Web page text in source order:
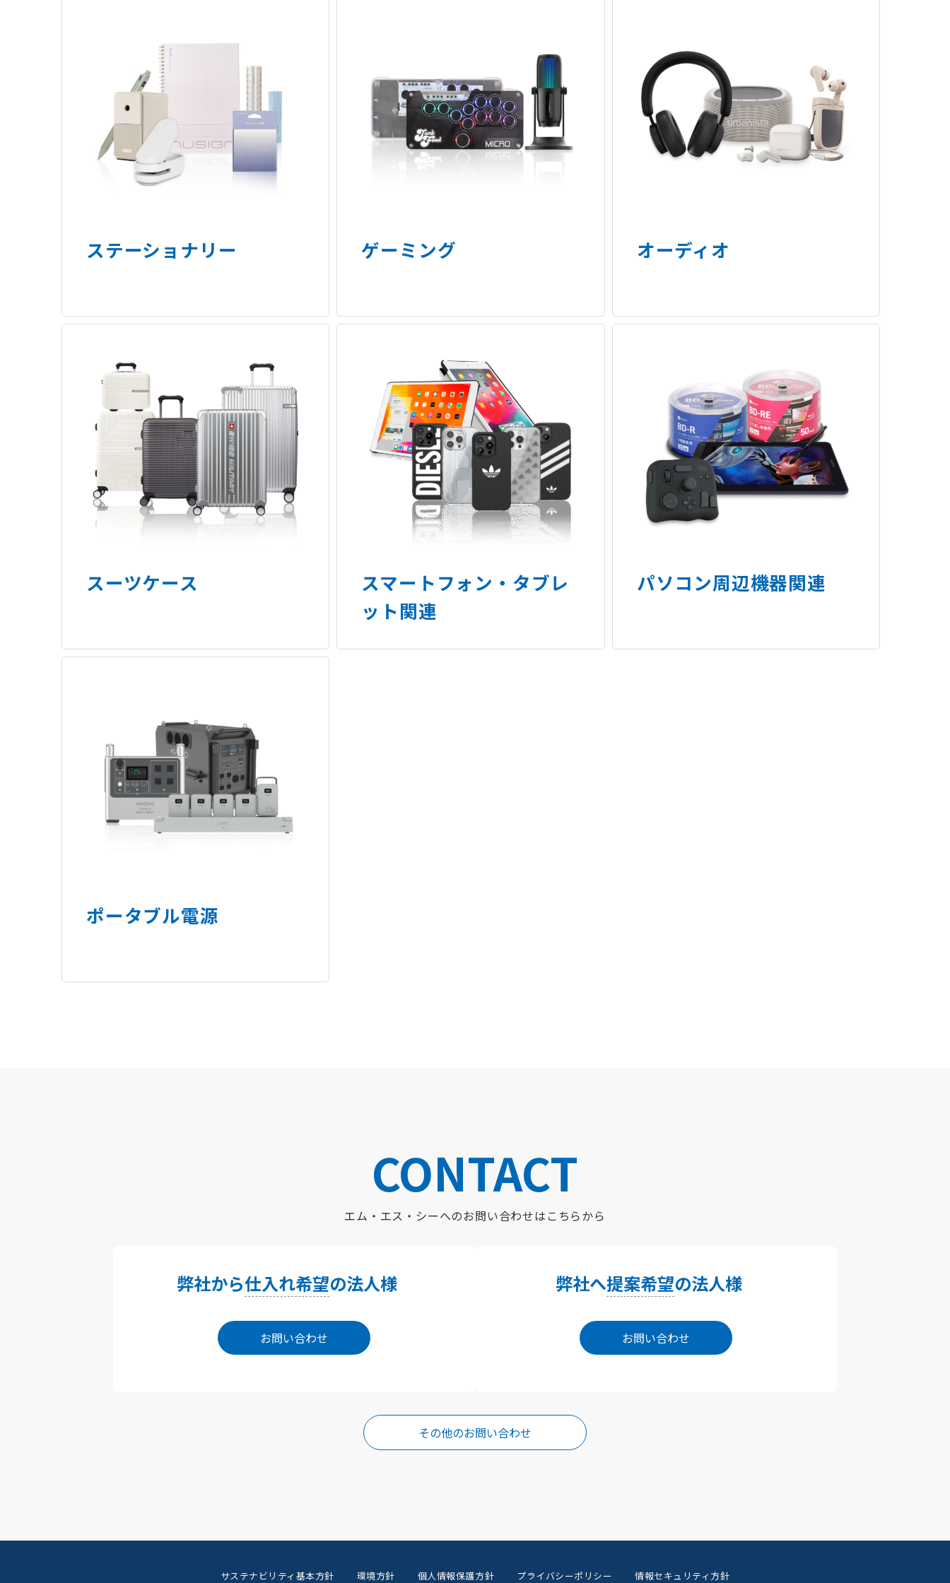
ステーショナリー ゲーミング オーディオ
スーツケース
スマートフォン・タブレ
ット関連
パソコン周辺機器関連
ポータブル電源
CONTACT
エム・エス・シーへのお問い合わせはこちらから
弊社から仕入れ希望の法人様
お問い合わせ
弊社へ提案希望の法人様
お問い合わせ
その他のお問い合わせ
サステナビリティ基本方針 環境方針 個人情報保護方針 プライバシーポリシー 情報セキュリティ方針